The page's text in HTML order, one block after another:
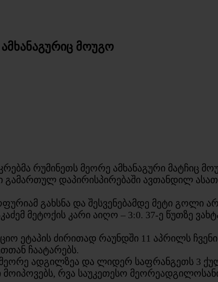
მოუგო
რუმინეთს მეორე ამხანაგური მატჩიც
დაპირისპირებაში ავთანდილ
გახსნა და შესვენებამდე მეტი გოლი
მეტოქის კარი აიღო – 3:0. 37-ე წუთზე
ეტაპის ძირითად რაუნდში 11 აპრილს
ჩაატარებს.
ადგილზეა და ლიდერ საფრანგეთს 3
რვა საუკეთესო